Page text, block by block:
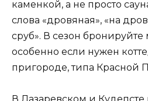
каменкой, а не просто
слова «дровяная», «на
сруб». В сезон
особенно если нужен
пригороде, типа Красной